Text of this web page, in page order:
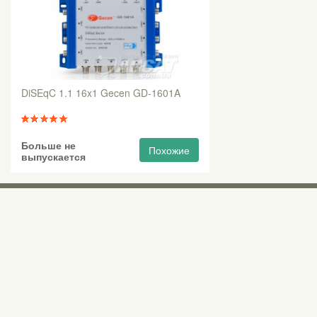
DiSEqC 1.1 16x1 Gecen GD-1601A
Больше не
выпускается
Похожие